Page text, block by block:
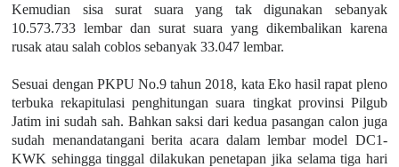
Kemudian sisa surat suara yang tak digunakan sebanyak
10.573.733 lembar dan surat suara yang dikembalikan karena
rusak atau salah coblos sebanyak 33.047 lembar.
Sesuai dengan PKPU No.9 tahun 2018, kata Eko hasil rapat pleno
terbuka rekapitulasi penghitungan suara tingkat provinsi Pilgub
Jatim ini sudah sah. Bahkan saksi dari kedua pasangan calon juga
sudah menandatangani berita acara dalam lembar model DC1-
KWK sehingga tinggal dilakukan penetapan jika selama tiga hari